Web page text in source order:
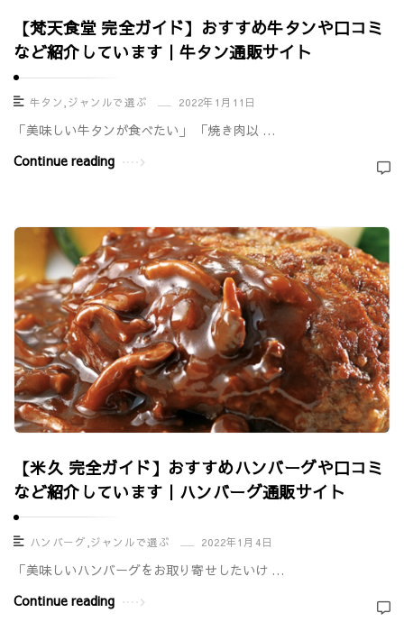
【梵天食堂 完全ガイド】おすすめ牛タンや口コミ
など紹介しています｜牛タン通販サイト
牛タン,ジャンルで選ぶ 2022年1月11日
「美味しい牛タンが食べたい」 「焼き肉以 …
Continue reading
【米久 完全ガイド】おすすめハンバーグや口コミ
など紹介しています｜ハンバーグ通販サイト
ハンバーグ ジャンルで選ぶ 2022年1月4日
「美味しいハンバーグをお取り寄せしたいけ …
Continue reading